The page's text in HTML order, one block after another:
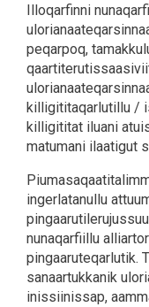
Illoqarfinni
peqarpoq,
killigititaqarlutillu /
killigititat iluani
matumani ilaatigut
ingerlatanullu
nunaqarfiillu
pingaaruteqarlutik.
sanaartukkanik
inissiinissap,